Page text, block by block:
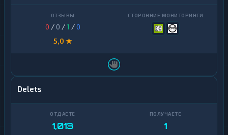
0 / 0 /1 /0
5,0 ★
Delets
1,013 1